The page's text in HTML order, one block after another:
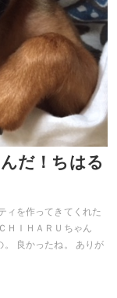
だ！ちはる
を作ってきてくれた
ＨＩＨＡＲＵちゃん
。 良かったね。 ありが